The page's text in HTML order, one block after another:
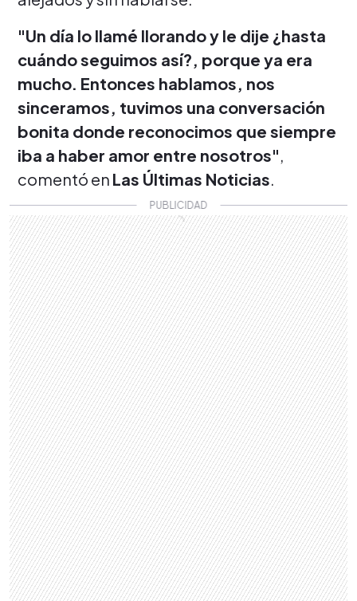
"Un día lo llamé llorando y le dije ¿hasta
cuándo seguimos así?, porque ya era
mucho. Entonces hablamos, nos
sinceramos, tuvimos una conversación
bonita donde reconocimos que siempre
iba a haber amor entre nosotros",
comentó en Las Últimas Noticias.